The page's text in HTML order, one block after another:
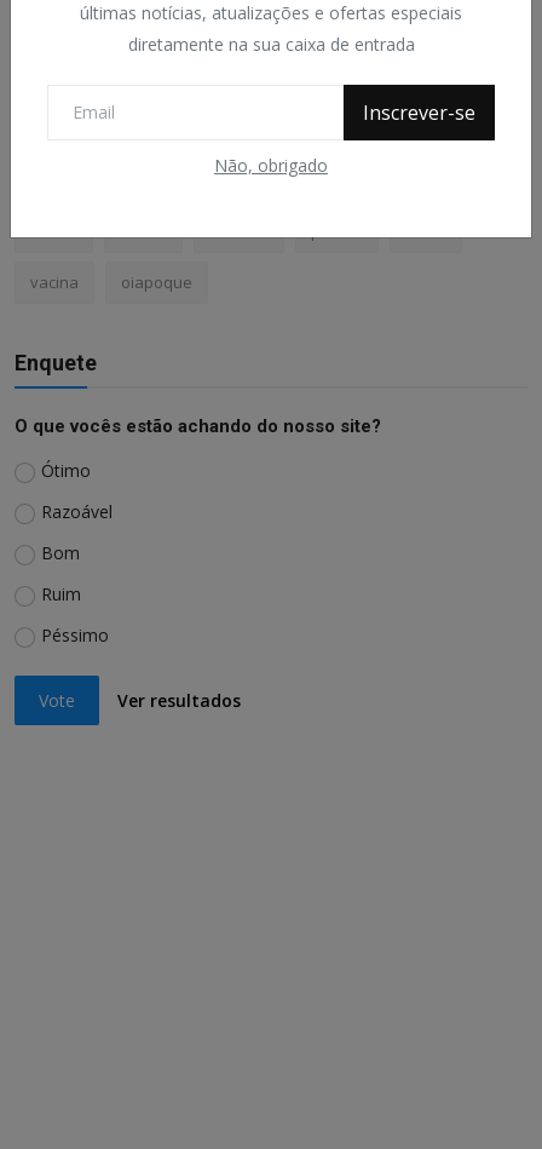
últimas notícias, atualizações e ofertas especiais
diretamente na sua caixa de entrada
Inscrever-se
Não, obrigado
operação
vacina oiapoque
Enquete
O que vocês estão achando do nosso site?
Ótimo
Razoável
Bom
Ruim
Péssimo
Vote Ver resultados